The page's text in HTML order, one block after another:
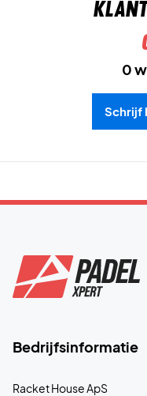
0
Schrijf
Bedrijfsinformatie
Racket House ApS